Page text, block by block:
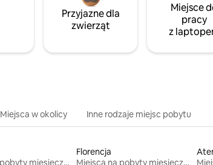
Przyjazne dla
zwierząt
Miejsce
pracy
z
Miejsca w okolicy Inne rodzaje miejsc pobytu
Miejsca na pobyty miesięczne
Florencja
Miejsca na pobyty miesięczne